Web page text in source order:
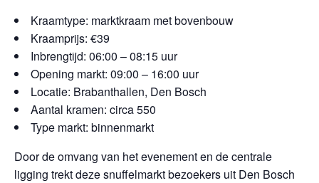
Kraamtype: marktkraam met bovenbouw
Kraamprijs: €39
Inbrengtijd: 06:00 – 08:15 uur
Opening markt: 09:00 – 16:00 uur
Locatie: Brabanthallen, Den Bosch
Aantal kramen: circa 550
Type markt: binnenmarkt
Door de omvang van het evenement en de centrale
ligging trekt deze snuffelmarkt bezoekers uit Den Bosch